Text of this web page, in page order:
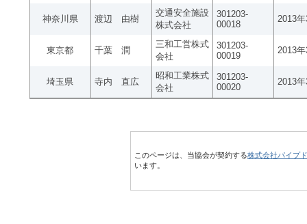
神奈川県 渡辺 由樹
交通安全施設
株式会社
301203-
00018
2013
東京都 千葉 潤
三和工営株式
会社
301203-
00019
2013
埼玉県 寺内 直広
昭和工業株式
会社
301203-
00020
2013
このページは、当協会が契約する株式会社パイプ
います。